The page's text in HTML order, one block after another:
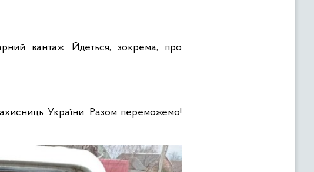
України. Разом переможемо!